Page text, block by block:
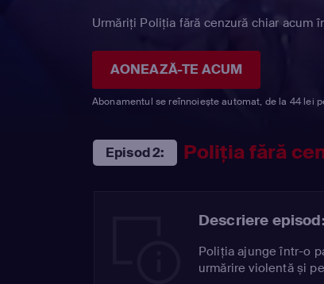
Urmăriți Poliția fără cenzură chiar acum
AONEAZĂ-TE ACUM
Abonamentul se reînnoiește automat, de la 44 lei
Episod 2: Poliția fără
Descriere
Poliția ajunge într-o
urmărire violentă și